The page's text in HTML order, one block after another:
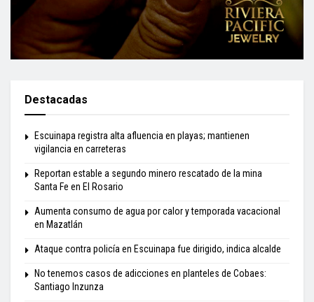
Destacadas
Escuinapa registra alta afluencia en playas; mantienen
vigilancia en carreteras
Reportan estable a segundo minero rescatado de la mina
Santa Fe en El Rosario
Aumenta consumo de agua por calor y temporada vacacional
en Mazatlán
Ataque contra policía en Escuinapa fue dirigido, indica alcalde
No tenemos casos de adicciones en planteles de Cobaes:
Santiago Inzunza